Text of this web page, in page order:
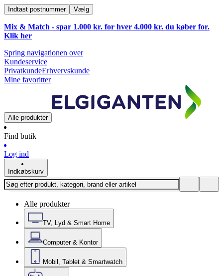
Indtast postnummer Vælg
Mix & Match - spar 1.000 kr. for hver 4.000 kr. du køber for.
Klik her
Spring navigationen over
Kundeservice
PrivatkundeErhvervskunde
Mine favoritter
Alle produkter
Find butik
Log ind
Indkøbskurv
Alle produkter
TV, Lyd & Smart Home
Computer & Kontor
Mobil, Tablet & Smartwatch